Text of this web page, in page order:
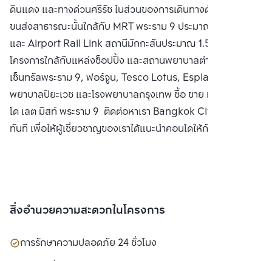
ดินแดง และทางด่วนศรีรัช ในส่วนของการเดินทางด้วยระบบ
ขนส่งสาธารณะนั้นใกล้กับ MRT พระราม 9 ประมาณ 350 เมตร
และ Airport Rail Link สถานีมักกะสันประมาณ 1.5 กิโลเมตร
โครงการใกล้กับแหล่งช็อปปิ้ง และสถานพยาบาลต่างๆทั้ง
เซ็นทรัลพระราม 9, ฟอร์จูน, Tesco Lotus, Esplanade, โรง
พยาบาลปิยะเวช และโรงพยาบาลกรุงเทพ ซื้อ ขาย หรือ เช่า คอน
โด เลต มิสท์ พระราม 9 ติดต่อหาเรา Bangkok CitiSmart ได้
ทันที เพื่อให้ผู้เชี่ยวชาญของเราได้แนะนำคอนโดให้กับท่าน
สิ่งอำนวยความสะดวกในโครงการ
การรักษาความปลอดภัย 24 ชั่วโมง